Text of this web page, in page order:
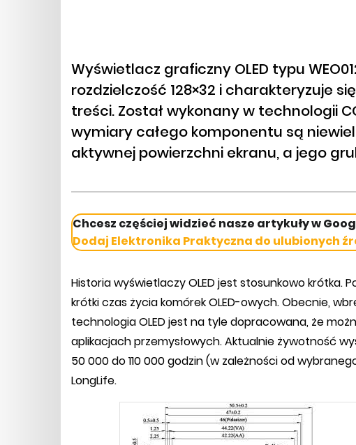
Wyświetlacz graficzny OLED typu
rozdzielczość 128×32 i charakteryzuje
treści. Został wykonany w technologii
wymiary całego komponentu są
aktywnej powierzchni ekranu, a jego
Chcesz częściej widzieć nasze artykuły w
Dodaj Elektronika Praktyczna do ulubionych
Historia wyświetlaczy OLED jest stosunkowo krótka.
krótki czas życia komórek OLED-owych. Obecnie,
technologia OLED jest na tyle dopracowana, że
aplikacjach przemysłowych. Aktualnie żywotność
50 000 do 110 000 godzin (w zależności od
LongLife.